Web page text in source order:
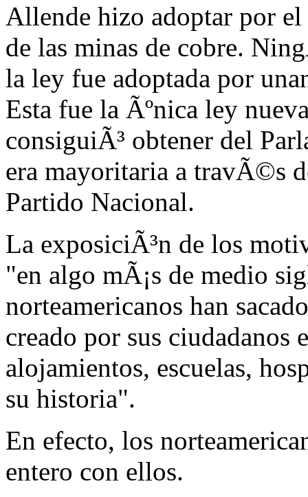
Allende hizo adoptar por
de las minas de cobre.
la ley fue adoptada por
Esta fue la Ãºnica ley
consiguiÃ³ obtener del
era mayoritaria a travÃ©s
Partido Nacional.
La exposiciÃ³n de los
"en algo mÃ¡s de medio
norteamericanos han
creado por sus ciudadanos
alojamientos, escuelas,
su historia".
En efecto, los
entero con ellos.